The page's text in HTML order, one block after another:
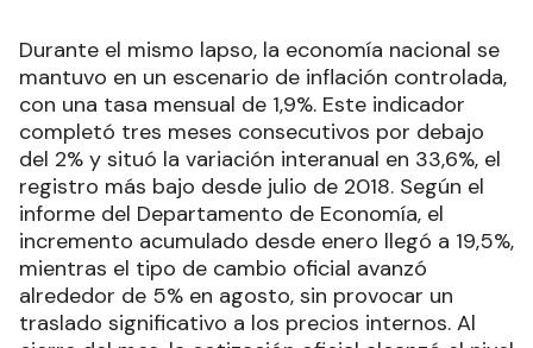
Durante el mismo lapso, la economía nacional se
mantuvo en un escenario de inflación controlada,
con una tasa mensual de 1,9%. Este indicador
completó tres meses consecutivos por debajo
del 2% y situó la variación interanual en 33,6%, el
registro más bajo desde julio de 2018. Según el
informe del Departamento de Economía, el
incremento acumulado desde enero llegó a 19,5%,
mientras el tipo de cambio oficial avanzó
alrededor de 5% en agosto, sin provocar un
traslado significativo a los precios internos. Al